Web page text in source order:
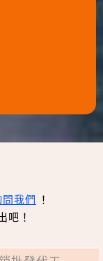
問我們
！
吧！